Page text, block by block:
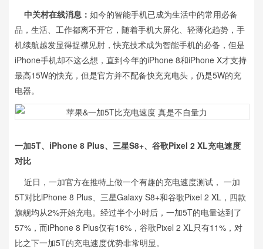
中关村在线消息： 如今的智能手机已成为生活中的常用必备
品，生活、工作都离不开它，随着手机大屏化、轻薄化趋势，手
机续航越发显得捉襟见肘，快充技术成为智能手机的必备，但是
iPhone手机却不这么想，直到今年的iPhone 8和iPhone X才支持
最高15W的快充，但是官方并不配备快充充电头，仍是5W的充
电器。
一加5T、iPhone 8 Plus、三星S8+、谷歌Pixel 2 XL充电速度
对比
近日， 一加官方在推特上做一个有趣的充电速度测试， 一加
5T对比iPhone 8 Plus、三星Galaxy S8+和谷歌Pixel 2 XL，四款
旗舰均从2%开始充电。经过半个小时后，一加5T的电量达到了
57%，而iPhone 8 Plus仅有16%，谷歌Pixel 2 XL只有11%，对
比之下一加5T的充电速度优势非常明显。